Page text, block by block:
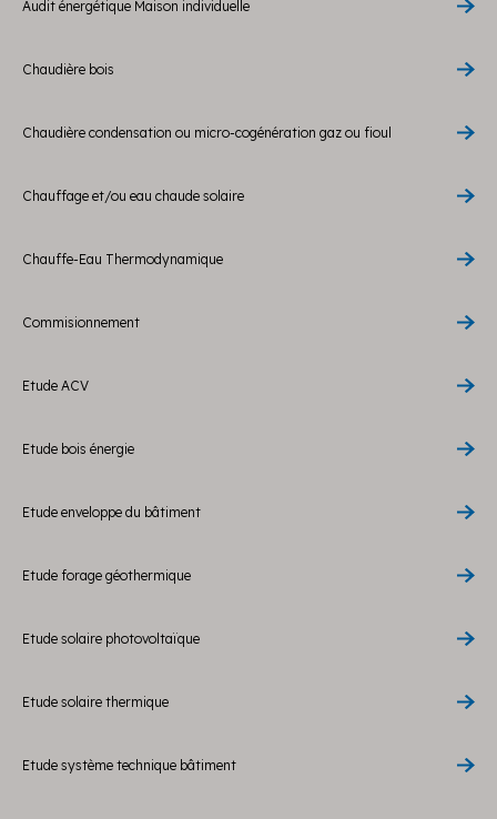
Audit énergétique Maison individuelle
Chaudière bois
Chaudière condensation ou micro-cogénération gaz ou fioul
Chauffage et/ou eau chaude solaire
Chauffe-Eau Thermodynamique
Commisionnement
Etude ACV
Etude bois énergie
Etude enveloppe du bâtiment
Etude forage géothermique
Etude solaire photovoltaïque
Etude solaire thermique
Etude système technique bâtiment